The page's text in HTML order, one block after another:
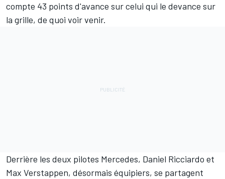
compte 43 points d'avance sur celui qui le devance sur
la grille, de quoi voir venir.
Derrière les deux pilotes Mercedes, Daniel Ricciardo et
Max Verstappen, désormais équipiers, se partagent